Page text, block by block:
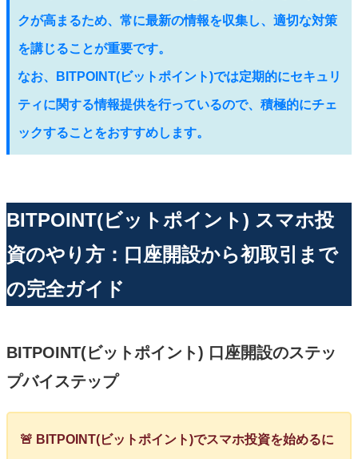
クが高まるため、常に最新の情報を収集し、適切な対策
を講じることが重要です。
なお、BITPOINT(ビットポイント)では定期的にセキュリ
ティに関する情報提供を行っているので、積極的にチェ
ックすることをおすすめします。
BITPOINT(ビットポイント) スマホ投
資のやり方：口座開設から初取引まで
の完全ガイド
BITPOINT(ビットポイント) 口座開設のステッ
プバイステップ
🚨 BITPOINT(ビットポイント)でスマホ投資を始めるに